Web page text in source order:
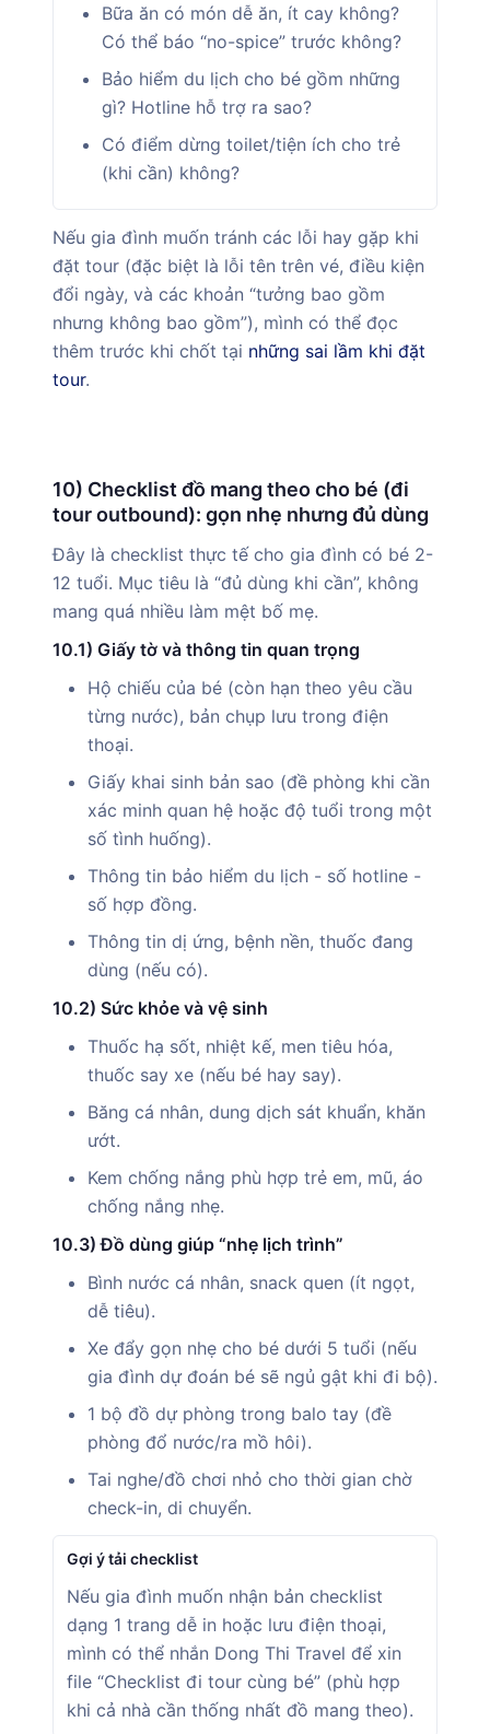
Bữa ăn có món dễ ăn, ít cay không?
Có thể báo “no-spice” trước không?
Bảo hiểm du lịch cho bé gồm những
gì? Hotline hỗ trợ ra sao?
Có điểm dừng toilet/tiện ích cho trẻ
(khi cần) không?
Nếu gia đình muốn tránh các lỗi hay gặp khi
đặt tour (đặc biệt là lỗi tên trên vé, điều kiện
đổi ngày, và các khoản “tưởng bao gồm
nhưng không bao gồm”), mình có thể đọc
thêm trước khi chốt tại những sai lầm khi đặt
tour.
10) Checklist đồ mang theo cho bé (đi
tour outbound): gọn nhẹ nhưng đủ dùng
Đây là checklist thực tế cho gia đình có bé 2-
12 tuổi. Mục tiêu là “đủ dùng khi cần”, không
mang quá nhiều làm mệt bố mẹ.
10.1) Giấy tờ và thông tin quan trọng
Hộ chiếu của bé (còn hạn theo yêu cầu
từng nước), bản chụp lưu trong điện
thoại.
Giấy khai sinh bản sao (đề phòng khi cần
xác minh quan hệ hoặc độ tuổi trong một
số tình huống).
Thông tin bảo hiểm du lịch - số hotline -
số hợp đồng.
Thông tin dị ứng, bệnh nền, thuốc đang
dùng (nếu có).
10.2) Sức khỏe và vệ sinh
Thuốc hạ sốt, nhiệt kế, men tiêu hóa,
thuốc say xe (nếu bé hay say).
Băng cá nhân, dung dịch sát khuẩn, khăn
ướt.
Kem chống nắng phù hợp trẻ em, mũ, áo
chống nắng nhẹ.
10.3) Đồ dùng giúp “nhẹ lịch trình”
Bình nước cá nhân, snack quen (ít ngọt,
dễ tiêu).
Xe đẩy gọn nhẹ cho bé dưới 5 tuổi (nếu
gia đình dự đoán bé sẽ ngủ gật khi đi bộ).
1 bộ đồ dự phòng trong balo tay (đề
phòng đổ nước/ra mồ hôi).
Tai nghe/đồ chơi nhỏ cho thời gian chờ
check-in, di chuyển.
Gợi ý tải checklist
Nếu gia đình muốn nhận bản checklist
dạng 1 trang dễ in hoặc lưu điện thoại,
mình có thể nhắn Dong Thi Travel để xin
file “Checklist đi tour cùng bé” (phù hợp
khi cả nhà cần thống nhất đồ mang theo).